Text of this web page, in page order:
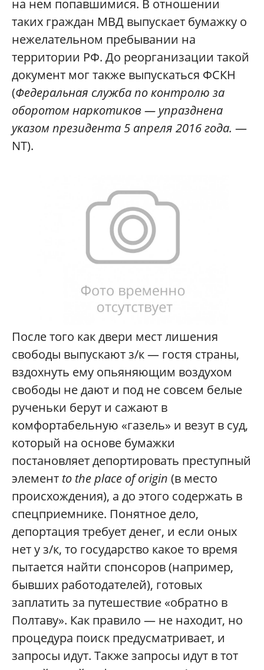
на нем попавшимися. В отношении
таких граждан МВД выпускает бумажку о
нежелательном пребывании на
территории РФ. До реорганизации такой
документ мог также выпускаться ФСКН
(Федеральная служба по контролю за
оборотом наркотиков — упразднена
указом президента 5 апреля 2016 года. —
NT).
После того как двери мест лишения
свободы выпускают з/к — гостя страны,
вздохнуть ему опьяняющим воздухом
свободы не дают и под не совсем белые
рученьки берут и сажают в
комфортабельную «газель» и везут в суд,
который на основе бумажки
постановляет депортировать преступный
элемент to the place of origin (в место
происхождения), а до этого содержать в
спецприемнике. Понятное дело,
депортация требует денег, и если оных
нет у з/к, то государство какое то время
пытается найти спонсоров (например,
бывших работодателей), готовых
заплатить за путешествие «обратно в
Полтаву». Как правило — не находит, но
процедура поиск предусматривает, и
запросы идут. Также запросы идут в тот